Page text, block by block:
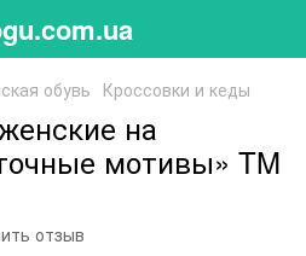
обувь Кроссовки и кеды
на
мотивы» TM
отзыв